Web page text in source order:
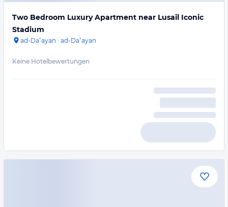
Two Bedroom Luxury Apartment near Lusail Iconic
Stadium
ad-Daʿayan · ad-Daʿayan
Keine Hotelbewertungen